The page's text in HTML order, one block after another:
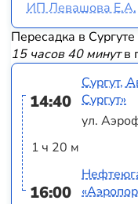
ИП Левашова Е.А.
Пересадка в
15 часов 40 минутв
14:40
1 ч 20 м
16:00
Сургут,
Сургут»
ул.